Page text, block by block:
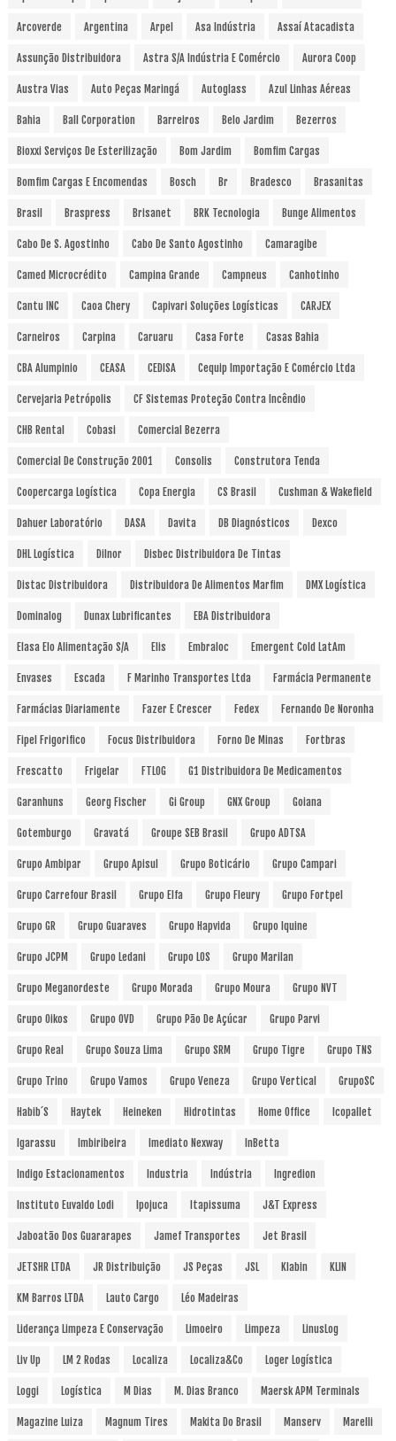
Arcoverde Argentina Arpel Asa Indústria Assaí Atacadista
Assunção Distribuidora Astra S/A Indústria E Comércio Aurora Coop
Austra Vias Auto Peças Maringá Autoglass Azul Linhas Aéreas
Bahia Ball Corporation Barreiros Belo Jardim Bezerros
Bioxxi Serviços De Esterilização Bom Jardim Bomfim Cargas
Bomfim Cargas E Encomendas Bosch Br Bradesco Brasanitas
Brasil Braspress Brisanet BRK Tecnologia Bunge Alimentos
Cabo De S. Agostinho Cabo De Santo Agostinho Camaragibe
Camed Microcrédito Campina Grande Campneus Canhotinho
Cantu INC Caoa Chery Capivari Soluções Logísticas CARJEX
Carneiros Carpina Caruaru Casa Forte Casas Bahia
CBA Alumpinio CEASA CEDISA Cequip Importação E Comércio Ltda
Cervejaria Petrópolis CF Sistemas Proteção Contra Incêndio
CHB Rental Cobasi Comercial Bezerra
Comercial De Construção 2001 Consolis Construtora Tenda
Coopercarga Logística Copa Energia CS Brasil Cushman & Wakefield
Dahuer Laboratório DASA Davita DB Diagnósticos Dexco
DHL Logística Dilnor Disbec Distribuidora De Tintas
Distac Distribuidora Distribuidora De Alimentos Marfim DMX Logística
Dominalog Dunax Lubrificantes EBA Distribuidora
Elasa Elo Alimentação S/A Elis Embraloc Emergent Cold LatAm
Envases Escada F Marinho Transportes Ltda Farmácia Permanente
Farmácias Diariamente Fazer E Crescer Fedex Fernando De Noronha
Fipel Frigorifico Focus Distribuidora Forno De Minas Fortbras
Frescatto Frigelar FTLOG G1 Distribuidora De Medicamentos
Garanhuns Georg Fischer Gi Group GNX Group Goiana
Gotemburgo Gravatá Groupe SEB Brasil Grupo ADTSA
Grupo Ambipar Grupo Apisul Grupo Boticário Grupo Campari
Grupo Carrefour Brasil Grupo Elfa Grupo Fleury Grupo Fortpel
Grupo GR Grupo Guaraves Grupo Hapvida Grupo Iquine
Grupo JCPM Grupo Ledani Grupo LOS Grupo Marilan
Grupo Meganordeste Grupo Morada Grupo Moura Grupo NVT
Grupo Oikos Grupo OVD Grupo Pão De Açúcar Grupo Parvi
Grupo Real Grupo Souza Lima Grupo SRM Grupo Tigre Grupo TNS
Grupo Trino Grupo Vamos Grupo Veneza Grupo Vertical GrupoSC
Habib´s Haytek Heineken Hidrotintas Home Office Icopallet
Igarassu Imbiribeira Imediato Nexway InBetta
Indigo Estacionamentos Industria Indústria Ingredion
Instituto Euvaldo Lodi Ipojuca Itapissuma J&T Express
Jaboatão Dos Guararapes Jamef Transportes Jet Brasil
JETSHR LTDA JR Distribuição JS Peças JSL Klabin KLIN
KM Barros LTDA Lauto Cargo Léo Madeiras
Liderança Limpeza E Conservação Limoeiro Limpeza LinusLog
Liv Up LM 2 Rodas Localiza Localiza&Co Loger Logística
Loggi Logística M Dias M. Dias Branco Maersk APM Terminals
Magazine Luiza Magnum Tires Makita Do Brasil Manserv Marelli